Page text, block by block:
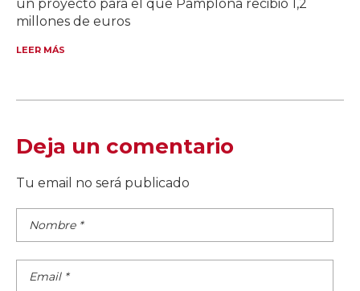
un proyecto para el que Pamplona recibió 1,2
millones de euros
LEER MÁS
Deja un comentario
Tu email no será publicado